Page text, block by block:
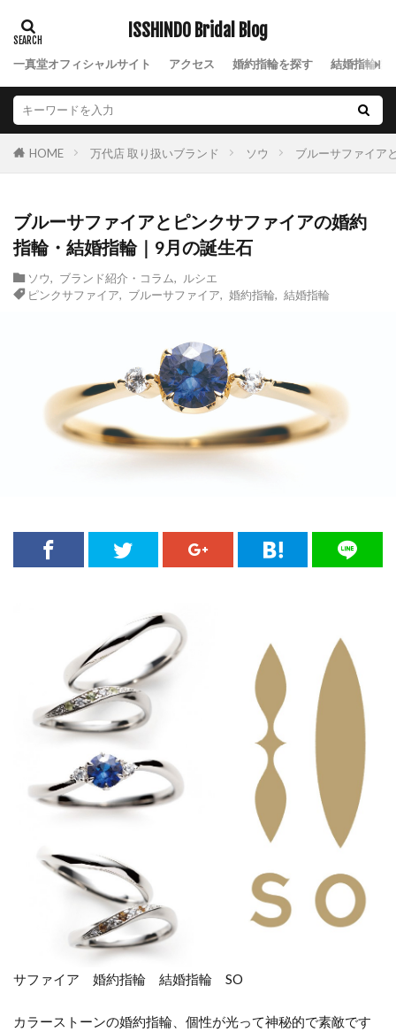
ISSHINDO Bridal Blog
一真堂オフィシャルサイト アクセス 婚約指輪を探す 結婚指輪を
HOME 万代店 取り扱いブランド ソウ ブルーサファイア
ブルーサファイアとピンクサファイアの婚約
指輪・結婚指輪｜9月の誕生石
ソウ ブランド紹介・コラム
ルシエ
ピンクサファイア
ブルーサファイア 婚約指輪, 結婚指輪
サファイア 婚約指輪 結婚指輪 SO
カラーストーンの婚約指輪、個性が光って神秘的で素敵です